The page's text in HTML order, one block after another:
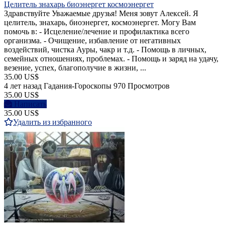
Целитель знахарь биоэнергет космоэнергет
Здравствуйте Уважаемые друзья! Меня зовут Алексей. Я
целитель, знахарь, биоэнергет, космоэнергет. Могу Вам
помочь в: - Исцеление/лечение и профилактика всего
организма. - Очищение, избавление от негативных
воздействий, чистка Ауры, чакр и т.д. - Помощь в личных,
семейных отношениях, проблемах. - Помощь и заряд на удачу,
везение, успех, благополучие в жизни, ...
35.00 US$
4 лет назад Гадания-Гороскопы 970 Просмотров
35.00 US$
Написать
35.00 US$
Удалить из избранного